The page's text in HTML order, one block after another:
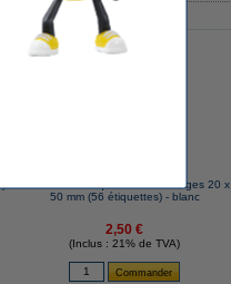
Herma 3749 étiquettes multi-usages 20 x
50 mm (56 étiquettes) - blanc
2,50 €
(Inclus : 21% de TVA)